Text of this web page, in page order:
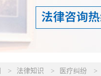
> 法律知识 > 医疗纠纷 >